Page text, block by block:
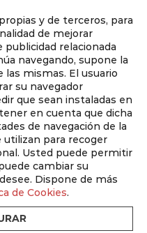
y de terceros, para
de mejorar
relacionada
navegando, supone la
las mismas. El usuario
su navegador
que sean instaladas en
en cuenta que dicha
de navegación de la
utilizan para recoger
Usted puede permitir
cambiar su
Dispone de más
de Cookies.
Auditado por
ANTES